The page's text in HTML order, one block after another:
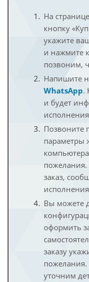
На
кнопку
укажите
и нажмите
позвоним,
Напишите
WhatsApp.
и будет
Позвоните
параметры
пожелания.
заказ,
исполнения
Вы можете
оформить
заказу
уточним